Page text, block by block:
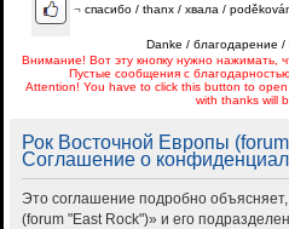
¬ спасибо / thanx / хвала /
Danke / благодарение /
Внимание! Вот эту кнопку нужно нажимать,
Пустые сообщения с
Attention! You have to click this button to
with thanks will
Рок Восточной Европы
Соглашение о
Это соглашение подробно
(forum "East Rock")» и его